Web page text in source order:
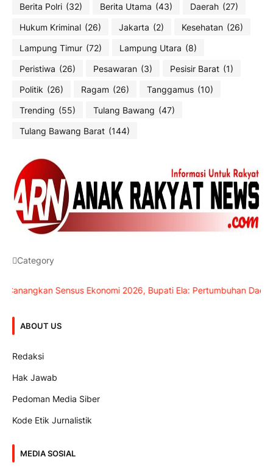
Berita Polri (32) Berita Utama (43) Daerah (27)
Hukum Kriminal (26) Jakarta (2) Kesehatan (26)
Lampung Timur (72) Lampung Utara (8)
Peristiwa (26) Pesawaran (3) Pesisir Barat (1)
Politik (26) Ragam (26) Tanggamus (10)
Trending (55) Tulang Bawang (47)
Tulang Bawang Barat (144)
Category
Sensus Ekonomi 2026, Bupati Ela: Pertumbuhan Daerah Ada
ABOUT US
Redaksi
Hak Jawab
Pedoman Media Siber
Kode Etik Jurnalistik
MEDIA SOSIAL